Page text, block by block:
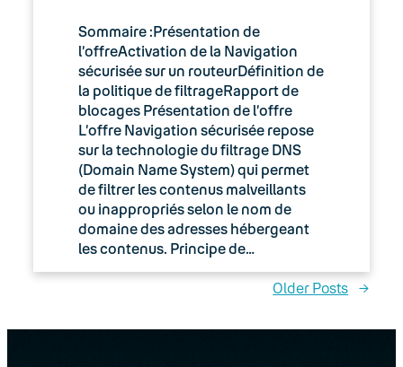
Sommaire :Présentation de
l’offreActivation de la Navigation
sécurisée sur un routeurDéfinition de
la politique de filtrageRapport de
blocages Présentation de l’offre
L’offre Navigation sécurisée repose
sur la technologie du filtrage DNS
(Domain Name System) qui permet
de filtrer les contenus malveillants
ou inappropriés selon le nom de
domaine des adresses hébergeant
les contenus. Principe de…
Older Posts →